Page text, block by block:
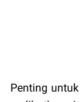
Penting